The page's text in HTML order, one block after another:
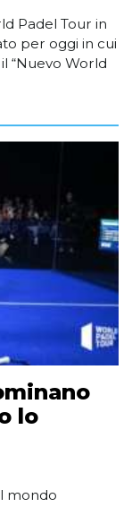
Padel Tour in
per oggi in cui
“Nuevo World
lo
mondo